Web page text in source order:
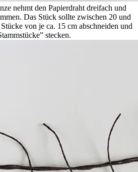
nehmt den Papierdraht dreifach und
Das Stück sollte zwischen 20 und
von je ca. 15 cm abschneiden und
stecken.